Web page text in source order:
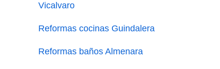
Vicalvaro
Reformas cocinas Guindalera
Reformas baños Almenara